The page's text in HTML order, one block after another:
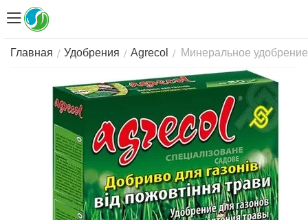
Главная / Удобрения / Agrecol / Минеральное